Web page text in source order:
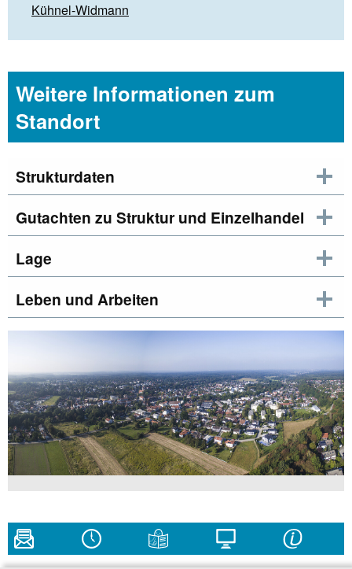
Kühnel-Widmann
Weitere Informationen zum
Standort
Strukturdaten
Gutachten zu Struktur und Einzelhandel
Lage
Leben und Arbeiten